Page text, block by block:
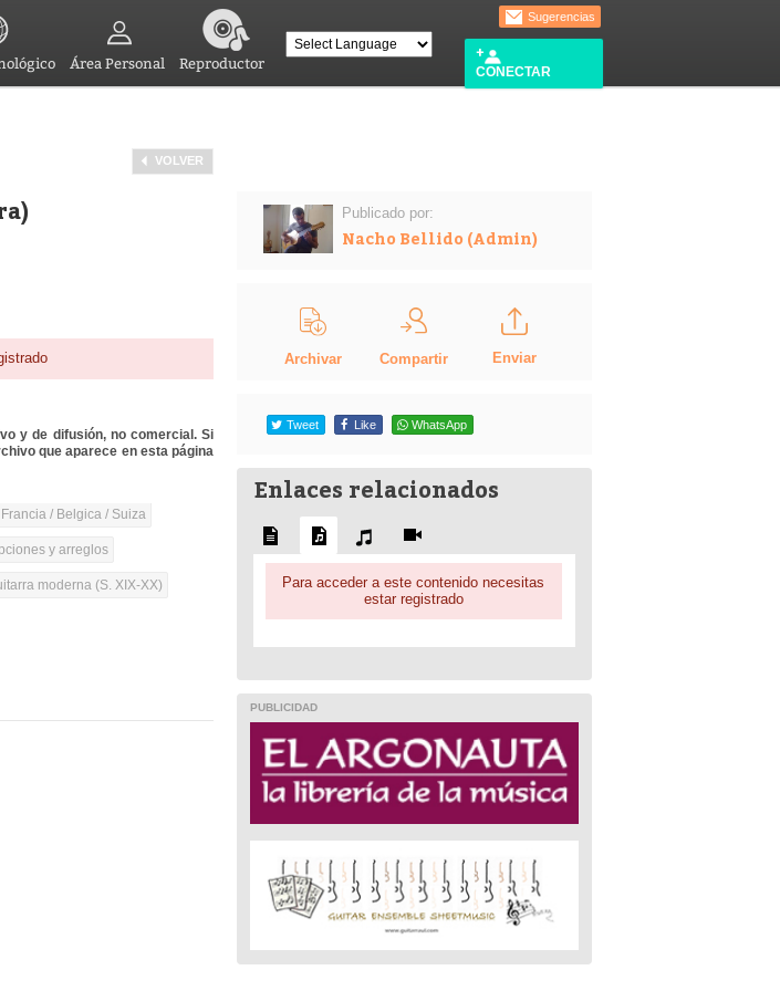
Área Personal Reproductor
Sugerencias
CONECTAR
VOLVER
y de difusión, no comercial. Si
que aparece en esta página
Francia / Belgica / Suiza
y arreglos
moderna (S. XIX-XX)
Publicado por:
Nacho Bellido (Admin)
Archivar Compartir Enviar
Tweet Like WhatsApp
Enlaces relacionados
Para acceder a este contenido necesitas
estar registrado
PUBLICIDAD